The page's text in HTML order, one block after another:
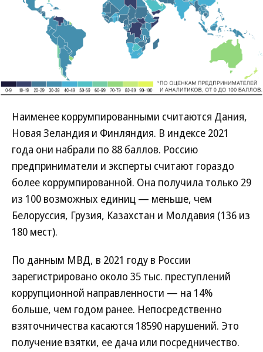
Наименее коррумпированными считаются Дания,
Новая Зеландия и Финляндия. В индексе 2021
года они набрали по 88 баллов. Россию
предприниматели и эксперты считают гораздо
более коррумпированной. Она получила только 29
из 100 возможных единиц — меньше, чем
Белоруссия, Грузия, Казахстан и Молдавия (136 из
180 мест).
По данным МВД, в 2021 году в России
зарегистрировано около 35 тыс. преступлений
коррупционной направленности — на 14%
больше, чем годом ранее. Непосредственно
взяточничества касаются 18590 нарушений. Это
получение взятки, ее дача или посредничество.